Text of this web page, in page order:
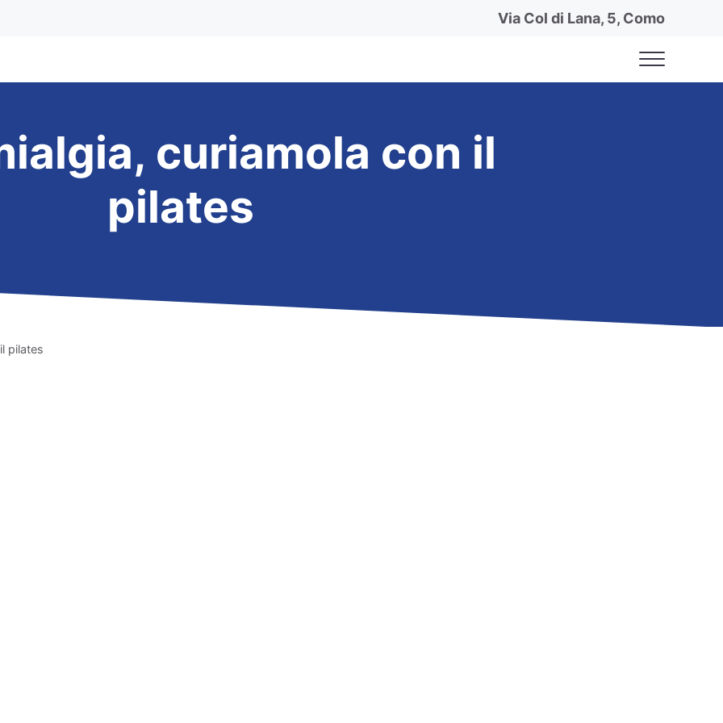
Via Col di Lana, 5, Como
Menu
curiamola con il
pilates
pilates